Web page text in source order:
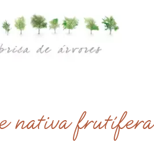
nativa frutífera